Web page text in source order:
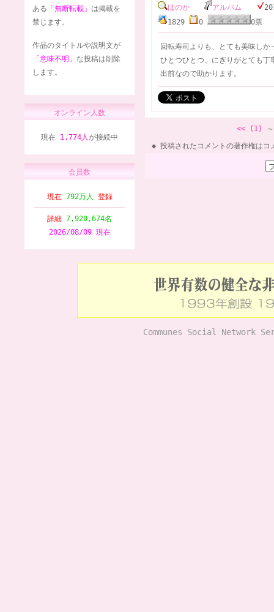
ある 「無断転載」 は掲載を
禁じます。
作品のタイトルや説明文が
「意味不明」 な投稿は削除
します。
オンライン人数
現在 1,774人が接続中
会員数
現在 792万人 登録
詳細 7,920,674名
2026/08/09 現在
ほのか
アルバム
1829
0 0
回転寿司よりも、とても美味しか
ひとつひとつ、にぎりがとても丁
出前なので助かります。
<< (1)
～
投稿されたコメントの著作権はコ
Communes Social Network